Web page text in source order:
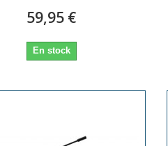
59,95 €
En stock